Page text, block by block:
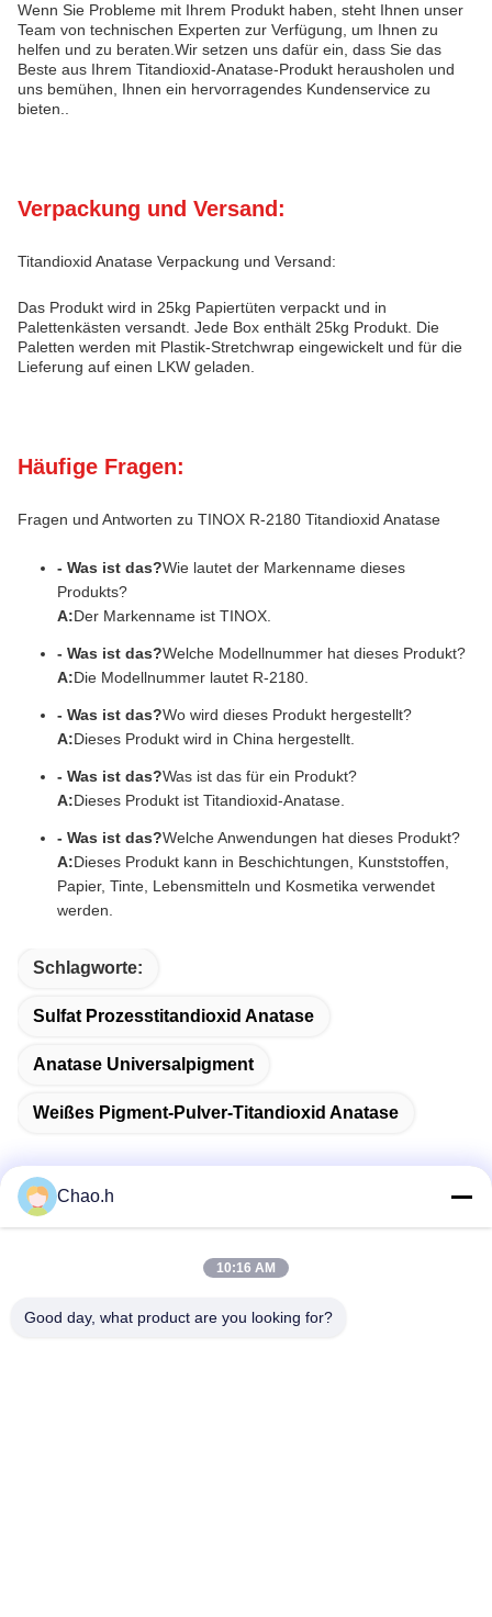
Wenn Sie Probleme mit Ihrem Produkt haben, steht Ihnen unser
Team von technischen Experten zur Verfügung, um Ihnen zu
helfen und zu beraten.Wir setzen uns dafür ein, dass Sie das
Beste aus Ihrem Titandioxid-Anatase-Produkt herausholen und
uns bemühen, Ihnen ein hervorragendes Kundenservice zu
bieten..
Verpackung und Versand:
Titandioxid Anatase Verpackung und Versand:
Das Produkt wird in 25kg Papiertüten verpackt und in
Palettenkästen versandt. Jede Box enthält 25kg Produkt. Die
Paletten werden mit Plastik-Stretchwrap eingewickelt und für die
Lieferung auf einen LKW geladen.
Häufige Fragen:
Fragen und Antworten zu TINOX R-2180 Titandioxid Anatase
- Was ist das?Wie lautet der Markenname dieses
Produkts?
A:Der Markenname ist TINOX.
- Was ist das?Welche Modellnummer hat dieses Produkt?
A:Die Modellnummer lautet R-2180.
- Was ist das?Wo wird dieses Produkt hergestellt?
A:Dieses Produkt wird in China hergestellt.
- Was ist das?Was ist das für ein Produkt?
A:Dieses Produkt ist Titandioxid-Anatase.
- Was ist das?Welche Anwendungen hat dieses Produkt?
A:Dieses Produkt kann in Beschichtungen, Kunststoffen,
Papier, Tinte, Lebensmitteln und Kosmetika verwendet
werden.
Schlagworte:
Sulfat Prozesstitandioxid Anatase
Anatase Universalpigment
Weißes Pigment-Pulver-Titandioxid Anatase
Chao.h
10:16 AM
Good day, what product are you looking for?